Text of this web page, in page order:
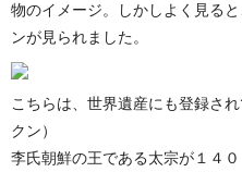
物のイメージ。しかしよく見る
ンが見られました。
こちらは、世界遺産にも登録さ
クン）
李氏朝鮮の王である太宗が１４